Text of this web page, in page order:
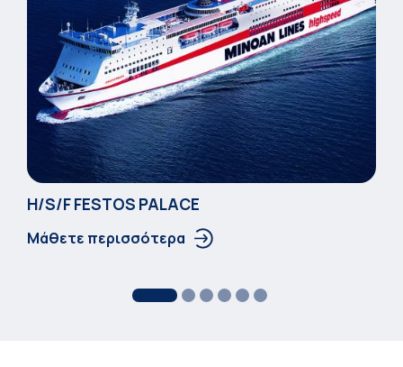
Η/S/F FESTOS PALACΕ
Μάθετε περισσότερα